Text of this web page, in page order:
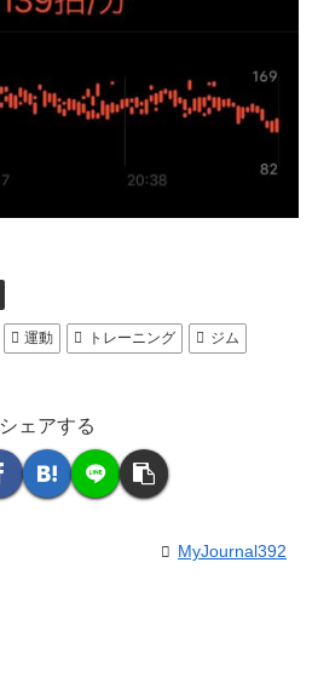
運動 トレーニング
ジム
シェアする
MyJournal392